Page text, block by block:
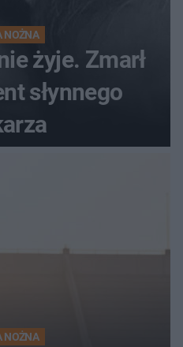
NOŻNA
żyje. Zmarł
słynnego
NOŻNA